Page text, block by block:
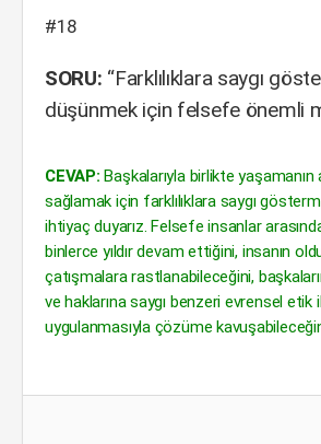
#18
SORU: “Farklılıklara saygı
düşünmek için felsefe önemli
CEVAP: Başkalarıyla birlikte yaşamanın
sağlamak için farklılıklara saygı
ihtiyaç duyarız. Felsefe insanlar
binlerce yıldır devam ettiğini, insanın
çatışmalara rastlanabileceğini,
ve haklarına saygı benzeri evrensel etik
uygulanmasıyla çözüme